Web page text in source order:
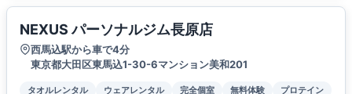
NEXUS パーソナルジム長原店
西馬込駅から車で4分
東京都大田区東馬込1-30-6マンション美和201
タオルレンタル ウェアレンタル 完全個室 無料体験
プロテイン